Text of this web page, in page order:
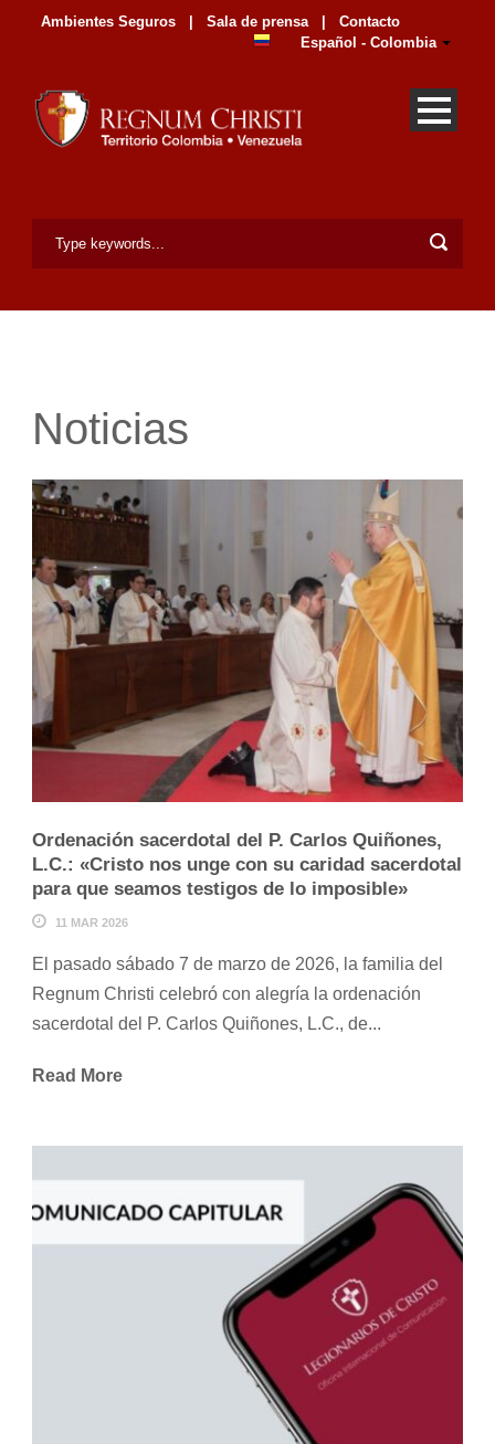
Ambientes Seguros Sala de prensa
Contacto
Español - Colombia
Noticias
Ordenación sacerdotal del P. Carlos Quiñones,
L.C.: «Cristo nos unge con su caridad sacerdotal
para que seamos testigos de lo imposible»
11 MAR 2026
El pasado sábado 7 de marzo de 2026, la familia del
Regnum Christi celebró con alegría la ordenación
sacerdotal del P. Carlos Quiñones, L.C., de...
Read More